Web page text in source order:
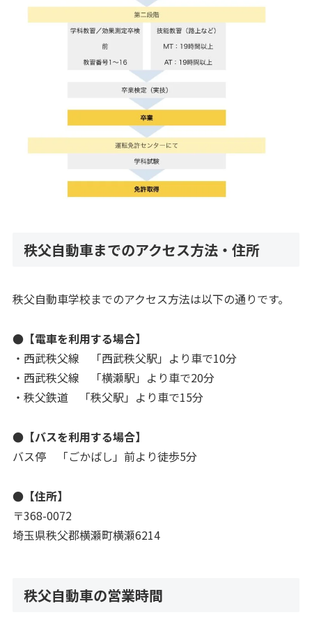
秩父自動車までのアクセス方法・住所
秩父自動車学校までのアクセス方法は以下の通りです。
●【電車を利用する場合】
・西武秩父線 「西武秩父駅」より車で10分
・西武秩父線 「横瀬駅」より車で20分
・秩父鉄道 「秩父駅」より車で15分
●【バスを利用する場合】
バス停 「ごかばし」前より徒歩5分
●【住所】
〒368-0072
埼玉県秩父郡横瀬町横瀬6214
秩父自動車の営業時間